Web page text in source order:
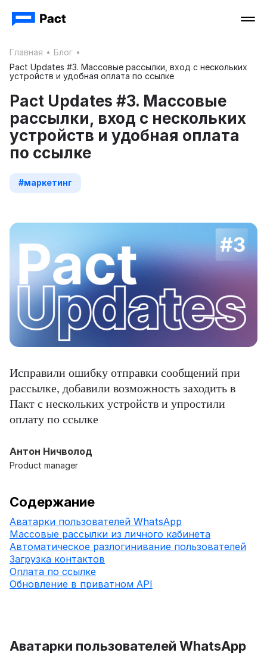
Главная • Блог •
Pact Updates #3. Массовые рассылки, вход с нескольких
устройств и удобная оплата по ссылке
Pact Updates #3. Массовые
рассылки, вход с нескольких
устройств и удобная оплата
по ссылке
#маркетинг
Исправили ошибку отправки сообщений при
рассылке, добавили возможность заходить в
Пакт с нескольких устройств и упростили
оплату по ссылке
Антон Ничволод
Product manager
Содержание
Аватарки пользователей WhatsApp
‍Массовые рассылки из личного кабинета
‍Автоматическое разлогинивание пользователей
‍Загрузка контактов
‍Оплата по ссылке
‍Обновление в приватном API
Аватарки пользователей WhatsApp